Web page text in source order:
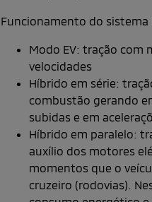
Funcionamento do sistema
Modo EV: tração com
velocidades
Híbrido em série:
combustão gerando
subidas e em
Híbrido em paralelo:
auxílio dos motores
momentos que o
cruzeiro (rodovias).